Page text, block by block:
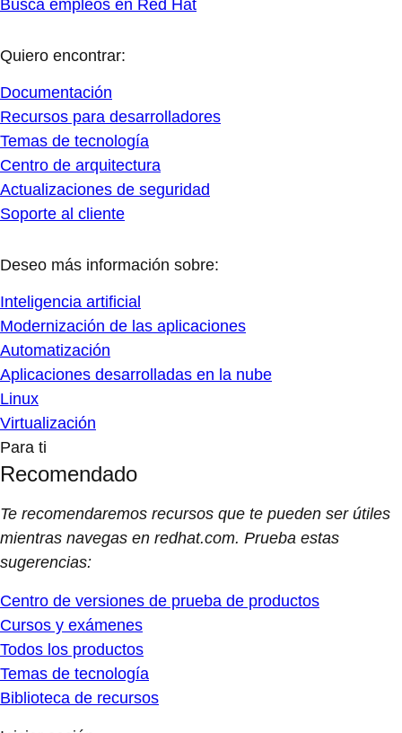
Busca empleos en Red Hat
Quiero encontrar:
Documentación
Recursos para desarrolladores
Temas de tecnología
Centro de arquitectura
Actualizaciones de seguridad
Soporte al cliente
Deseo más información sobre:
Inteligencia artificial
Modernización de las aplicaciones
Automatización
Aplicaciones desarrolladas en la nube
Linux
Virtualización
Para ti
Recomendado
Te recomendaremos recursos que te pueden ser útiles
mientras navegas en redhat.com. Prueba estas
sugerencias:
Centro de versiones de prueba de productos
Cursos y exámenes
Todos los productos
Temas de tecnología
Biblioteca de recursos